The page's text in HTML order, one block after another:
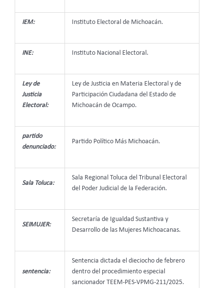
IEM: Instituto Electoral de Michoacán.
INE: Instituto Nacional Electoral.
Ley de
Justicia
Electoral:
Ley de Justicia en Materia Electoral y de
Participación Ciudadana del Estado de
Michoacán de Ocampo.
partido
denunciado:
Partido Político Más Michoacán.
Sala Toluca:
Sala Regional Toluca del Tribunal Electoral
del Poder Judicial de la Federación.
SEIMUJER:
Secretaría de Igualdad Sustantiva y
Desarrollo de las Mujeres Michoacanas.
sentencia:
Sentencia dictada el dieciocho de febrero
dentro del procedimiento especial
sancionador TEEM-PES-VPMG-211/2025.